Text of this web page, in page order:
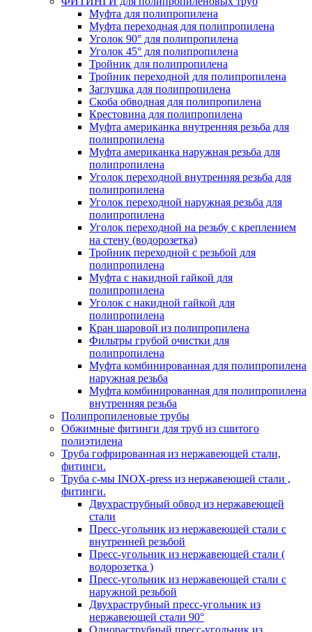
Муфта для полипропилена
Муфта переходная для полипропилена
Уголок 90° для полипропилена
Уголок 45° для полипропилена
Тройник для полипропилена
Тройник переходной для полипропилена
Заглушка для полипропилена
Скоба обводная для полипропилена
Крестовина для полипропилена
Муфта американка внутренняя резьба для
полипропилена
Муфта американка наружная резьба для
полипропилена
Уголок переходной внутренняя резьба для
полипропилена
Уголок переходной наружная резьба для
полипропилена
Уголок переходной на резьбу с креплением
на стену (водорозетка)
Тройник переходной с резьбой для
полипропилена
Муфта с накидной гайкой для
полипропилена
Уголок с накидной гайкой для
полипропилена
Кран шаровой из полипропилена
Фильтры грубой очистки для
полипропилена
Муфта комбинированная для полипропилена
наружная резьба
Муфта комбинированная для полипропилена
внутренняя резьба
Полипропиленовые трубы
Обжимные фитинги для труб из сшитого
полиэтилена
Труба гофрированная из нержавеющей стали,
фитинги.
Труба с-мы INOX-press из нержавеющей стали ,
фитинги.
Двухраструбный обвод из нержавеющей
стали
Пресс-угольник из нержавеющей стали с
внутренней резьбой
Пресс-угольник из нержавеющей стали (
водорозетка )
Пресс-угольник из нержавеющей стали с
наружной резьбой
Двухраструбный пресс-угольник из
нержавеющей стали 90°
Однораструбный пресс-угольник из